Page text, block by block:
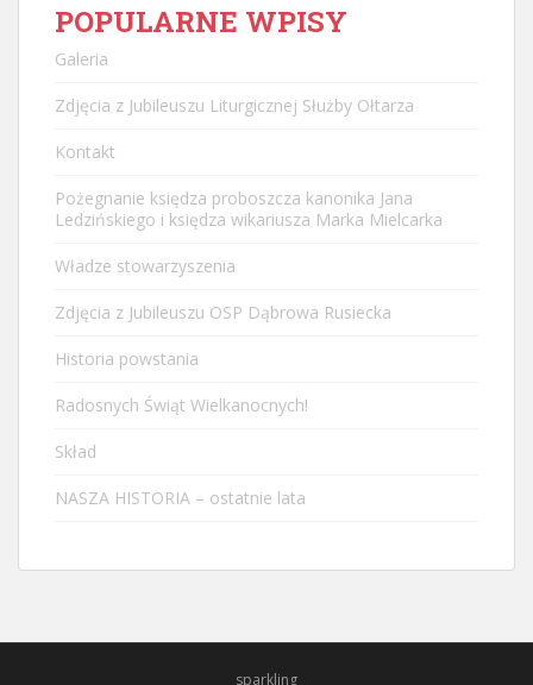
POPULARNE WPISY
Galeria
Zdjęcia z Jubileuszu Liturgicznej Służby Ołtarza
Kontakt
Pożegnanie księdza proboszcza kanonika Jana
Ledzińskiego i księdza wikariusza Marka Mielcarka
Władze stowarzyszenia
Zdjęcia z Jubileuszu OSP Dąbrowa Rusiecka
Historia powstania
Radosnych Świąt Wielkanocnych!
Skład
NASZA HISTORIA – ostatnie lata
sparkling